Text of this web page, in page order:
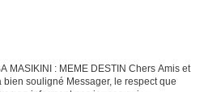
MASIKINI : MEME DESTIN Chers Amis et
bien souligné Messager, le respect que